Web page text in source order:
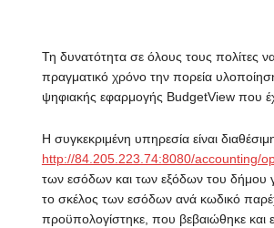
Τη δυνατότητα σε όλους τους πολίτες
πραγματικό χρόνο την πορεία
ψηφιακής εφαρμογής BudgetView που
Η συγκεκριμένη υπηρεσία είναι
http://84.205.223.74:8080/accounting/
των εσόδων και των εξόδων του δήμου
το σκέλος των εσόδων ανά κωδικό
προϋπολογίστηκε, που βεβαιώθηκε και